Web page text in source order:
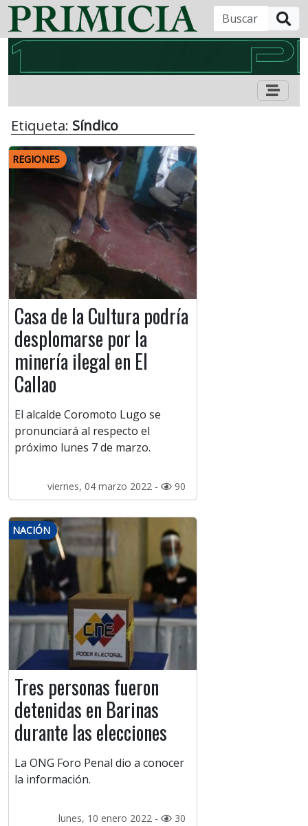
Etiqueta: Síndico
REGIONES
Casa de la Cultura podría
desplomarse por la
minería ilegal en El
Callao
El alcalde Coromoto Lugo se
pronunciará al respecto el
próximo lunes 7 de marzo.
viernes, 04 marzo 2022 - 90
NACIÓN
Tres personas fueron
detenidas en Barinas
durante las elecciones
La ONG Foro Penal dio a conocer
la información.
lunes, 10 enero 2022 - 30